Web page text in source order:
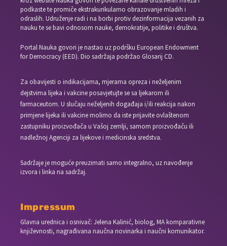
podkaste te promiče ekstrakurikularno obrazovanje mladih i
odraslih. Udruženje radi i na borbi protiv dezinformacija vezanih za
nauku te se bavi odnosom nauke, demokratije, politike i društva.
Portal Nauka govori je nastao uz podršku European Endowment
for Democracy (EED). Dio sadržaja podržao Glosarij CD.
Za obavijesti o indikacijama, mjerama opreza i neželjenim
dejstvima lijeka i vakcine posavjetujte se sa ljekarom ili
farmaceutom. U slučaju neželjenih događaja i/ili reakcija nakon
primjene lijeka ili vakcine molimo da iste prijavite ovlaštenom
zastupniku proizvođača u Vašoj zemlji, samom proizvođaču ili
nadležnoj Agenciji za lijekove i medicinska sredstva.
Sadržaje je moguće preuzimati samo integralno, uz navođenje
izvora i linka na sadržaj.
Impressum
Glavna urednica i osnivač: Jelena Kalinić, biolog, MA komparativne
književnosti, nagrađivana naučna novinarka i naučni komunikator.